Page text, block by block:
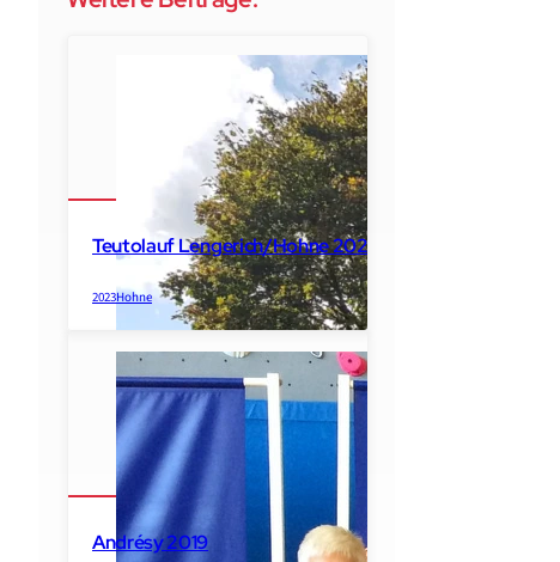
Teutolauf Lengerich/Hohne 2023
2023Hohne
Andrésy 2019